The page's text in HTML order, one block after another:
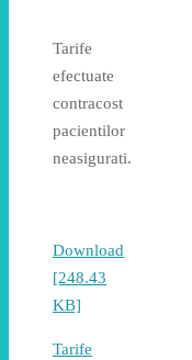
Tarife
efectuate
contracost
pacientilor
neasigurati.
Download
[248.43
KB]
Tarife